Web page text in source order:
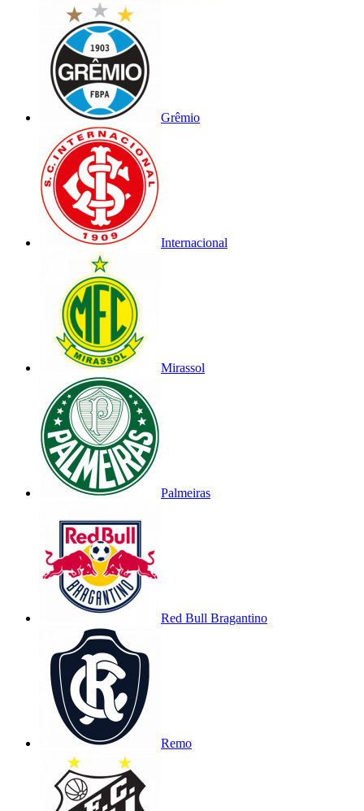
Grêmio
Internacional
Mirassol
Palmeiras
Red Bull Bragantino
Remo